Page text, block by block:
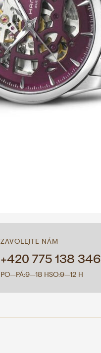
ZAVOLEJTE NÁM
+420 775 138 346
PO–PÁ:9–18 HSO:9–12 H